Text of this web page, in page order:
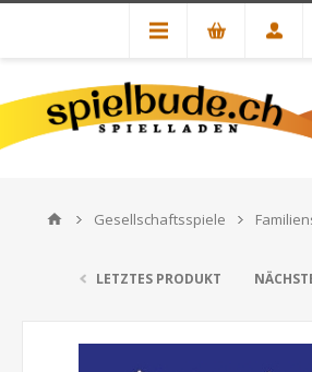
Gesellschaftsspiele
LETZTES PRODUKT